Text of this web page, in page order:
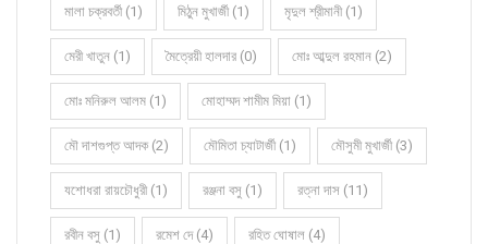
মালা চক্রবর্তী (1) মিঠুন মুখার্জী (1) মৃদুল শ্রীমানী (1)
মেরী খাতুন (1) মৈত্রেয়ী হালদার (0) মোঃ আব্দুল রহমান (2)
মোঃ মনিরুল আলম (1) মোহাম্মদ শামীম মিয়া (1)
মৌ দাশগুপ্ত আদক (2) মৌমিতা চ্যাটার্জী (1) মৌসুমী মুখার্জী (3)
যশোধরা রায়চৌধুরী (1) রঞ্জনা বসু (1) রত্না দাস (11)
রবীন বসু (1) রমেশ দে (4) রহিত ঘোষাল (4)